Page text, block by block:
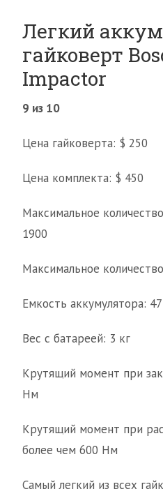
Легкий
гайковерт
Impactor
9 из 10
Цена гайковерта: $ 250
Цена комплекта: $ 450
Максимальное
1900
Максимальное
Емкость аккумулятора:
Вес с батареей: 3 кг
Крутящий момент при
Нм
Крутящий момент при
более чем 600 Нм
Самый легкий из всех